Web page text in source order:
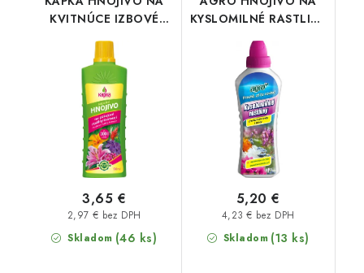
KVITNÚCE IZBOVÉ
RASTLINY 500 ml
Skladom (46 ks)
2,97 € bez DPH
3,65 €
KYSLOMILNÉ RASTLINY
1 l
Skladom (13 ks)
4,23 € bez DPH
5,20 €